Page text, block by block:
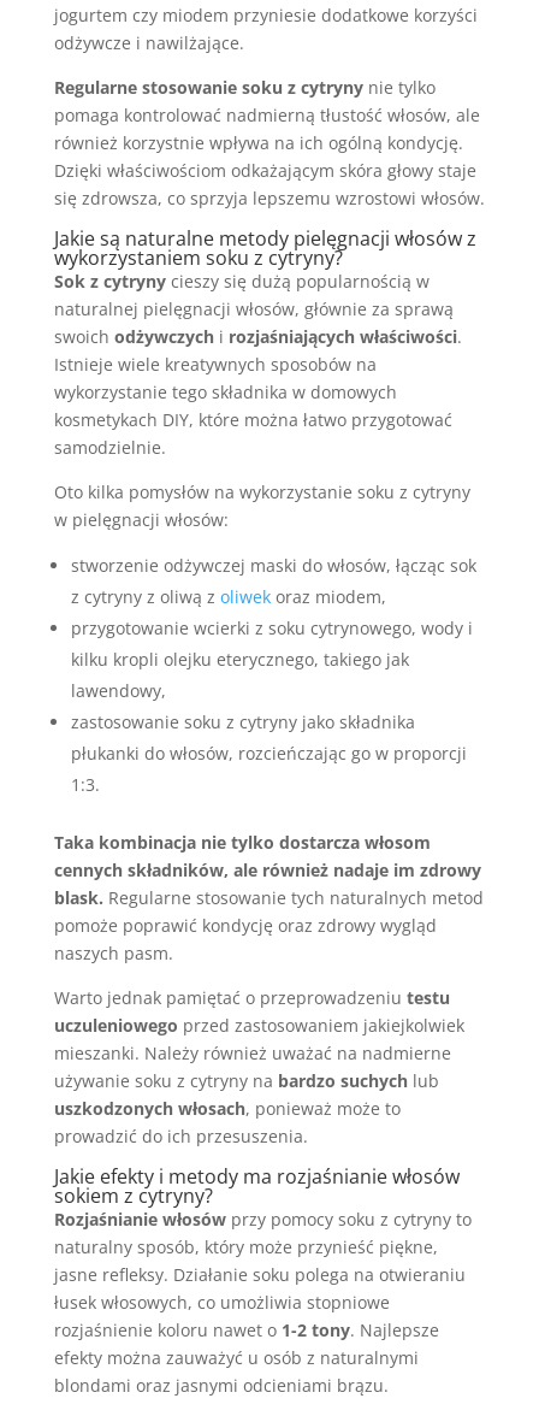
jogurtem czy miodem przyniesie dodatkowe korzyści
odżywcze i nawilżające.
Regularne stosowanie soku z cytrynynie tylko
pomaga kontrolować nadmierną tłustość włosów, ale
również korzystnie wpływa na ich ogólną kondycję.
Dzięki właściwościom odkażającym skóra głowy staje
się zdrowsza, co sprzyja lepszemu wzrostowi włosów.
Jakie są naturalne metody pielęgnacji włosów z
wykorzystaniem soku z cytryny?
Sok z cytrynycieszy się dużą popularnością w
naturalnej pielęgnacji włosów, głównie za sprawą
swoich odżywczychi rozjaśniających właściwości.
Istnieje wiele kreatywnych sposobów na
wykorzystanie tego składnika w domowych
kosmetykach DIY, które można łatwo przygotować
samodzielnie.
Oto kilka pomysłów na wykorzystanie soku z cytryny
w pielęgnacji włosów:
stworzenie odżywczej maski do włosów, łącząc sok
z cytryny z oliwą z oliwekoraz miodem,
przygotowanie wcierki z soku cytrynowego, wody i
kilku kropli olejku eterycznego, takiego jak
lawendowy,
zastosowanie soku z cytryny jako składnika
płukanki do włosów, rozcieńczając go w proporcji
1:3.
Taka kombinacja nie tylko dostarcza włosom
cennych składników, ale również nadaje im zdrowy
blask. Regularne stosowanie tych naturalnych metod
pomoże poprawić kondycję oraz zdrowy wygląd
naszych pasm.
Warto jednak pamiętać o przeprowadzeniu testu
uczuleniowego przed zastosowaniem jakiejkolwiek
mieszanki. Należy również uważać na nadmierne
używanie soku z cytryny na bardzo suchychlub
uszkodzonych włosach, ponieważ może to
prowadzić do ich przesuszenia.
Jakie efekty i metody ma rozjaśnianie włosów
sokiem z cytryny?
Rozjaśnianie włosówprzy pomocy soku z cytryny to
naturalny sposób, który może przynieść piękne,
jasne refleksy. Działanie soku polega na otwieraniu
łusek włosowych, co umożliwia stopniowe
rozjaśnienie koloru nawet o 1-2 tony. Najlepsze
efekty można zauważyć u osób z naturalnymi
blondami oraz jasnymi odcieniami brązu.